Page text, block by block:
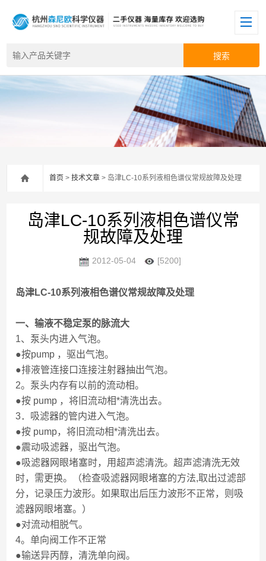
首页 >技术文章 > 岛津LC-10系列液相色谱仪常规故障及处理
岛津LC-10系列液相色谱仪常
规故障及处理
2012-05-04 [5200]
岛津LC-10系列液相色谱仪常规故障及处理
一、输液不稳定泵的脉流大
1、泵头内进入气泡。
●按pump ，驱出气泡。
●排液管连接口连接注射器抽出气泡。
2。泵头内存有以前的流动相。
●按 pump ，将旧流动相*清洗出去。
3．吸滤器的管内进入气泡。
●按 pump，将旧流动相*清洗出去。
●震动吸滤器，驱出气泡。
●吸滤器网眼堵塞时，用超声滤清洗。超声滤清洗无效
时，需更换。（检查吸滤器网眼堵塞的方法,取出过滤部
分，记录压力波形。如果取出后压力波形不正常，则吸
滤器网眼堵塞。）
●对流动相脱气。
4。单向阀工作不正常
●输送异丙醇，清洗单向阀。